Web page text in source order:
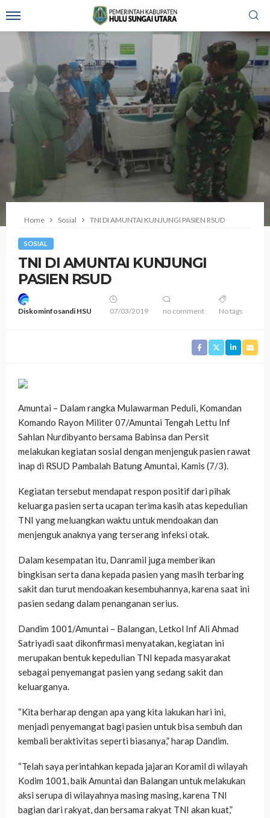
Home Sosial TNI DI AMUNTAI KUNJUNGI PASIEN RSUD
SOSIAL
TNI DI AMUNTAI KUNJUNGI
PASIEN RSUD
Diskominfosandi HSU 07/03/2019 no comment No tags
Amuntai – Dalam rangka Mulawarman Peduli, Komandan
Komando Rayon Militer 07/Amuntai Tengah Lettu Inf
Sahlan Nurdibyanto bersama Babinsa dan Persit
melakukan kegiatan sosial dengan menjenguk pasien rawat
inap di RSUD Pambalah Batung Amuntai, Kamis (7/3).
Kegiatan tersebut mendapat respon positif dari pihak
keluarga pasien serta ucapan terima kasih atas kepedulian
TNI yang meluangkan waktu untuk mendoakan dan
menjenguk anaknya yang terserang infeksi otak.
Dalam kesempatan itu, Danramil juga memberikan
bingkisan serta dana kepada pasien yang masih terbaring
sakit dan turut mendoakan kesembuhannya, karena saat ini
pasien sedang dalam penanganan serius.
Dandim 1001/Amuntai – Balangan, Letkol Inf Ali Ahmad
Satriyadi saat dikonfirmasi menyatakan, kegiatan ini
merupakan bentuk kepedulian TNI kepada masyarakat
sebagai penyemangat pasien yang sedang sakit dan
keluarganya.
“Kita berharap dengan apa yang kita lakukan hari ini,
menjadi penyemangat bagi pasien untuk bisa sembuh dan
kembali beraktivitas seperti biasanya,” harap Dandim.
“Telah saya perintahkan kepada jajaran Koramil di wilayah
Kodim 1001, baik Amuntai dan Balangan untuk melakukan
aksi serupa di wilayahnya masing masing, karena TNI
bagian dari rakyat, dan bersama rakyat TNI akan kuat,”